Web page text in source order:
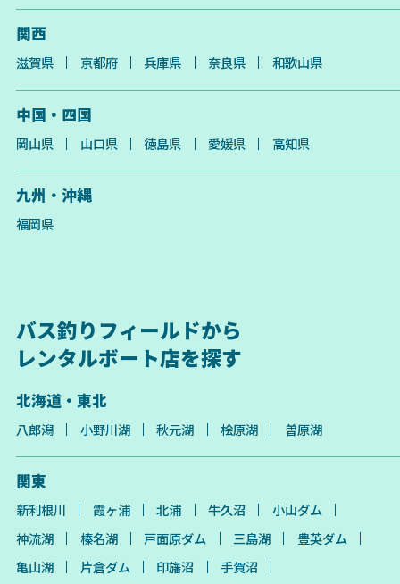
関西
滋賀県 京都府 兵庫県 奈良県 和歌山県
中国・四国
岡山県 山口県 徳島県 愛媛県 高知県
九州・沖縄
福岡県
バス釣りフィールドから
レンタルボート店を探す
北海道・東北
八郎潟 小野川湖 秋元湖 桧原湖 曽原湖
関東
新利根川 霞ヶ浦 北浦 牛久沼
小山ダム
神流湖
榛名湖 戸面原ダム 三島湖
豊英ダム
亀山湖
片倉ダム 印旛沼
手賀沼